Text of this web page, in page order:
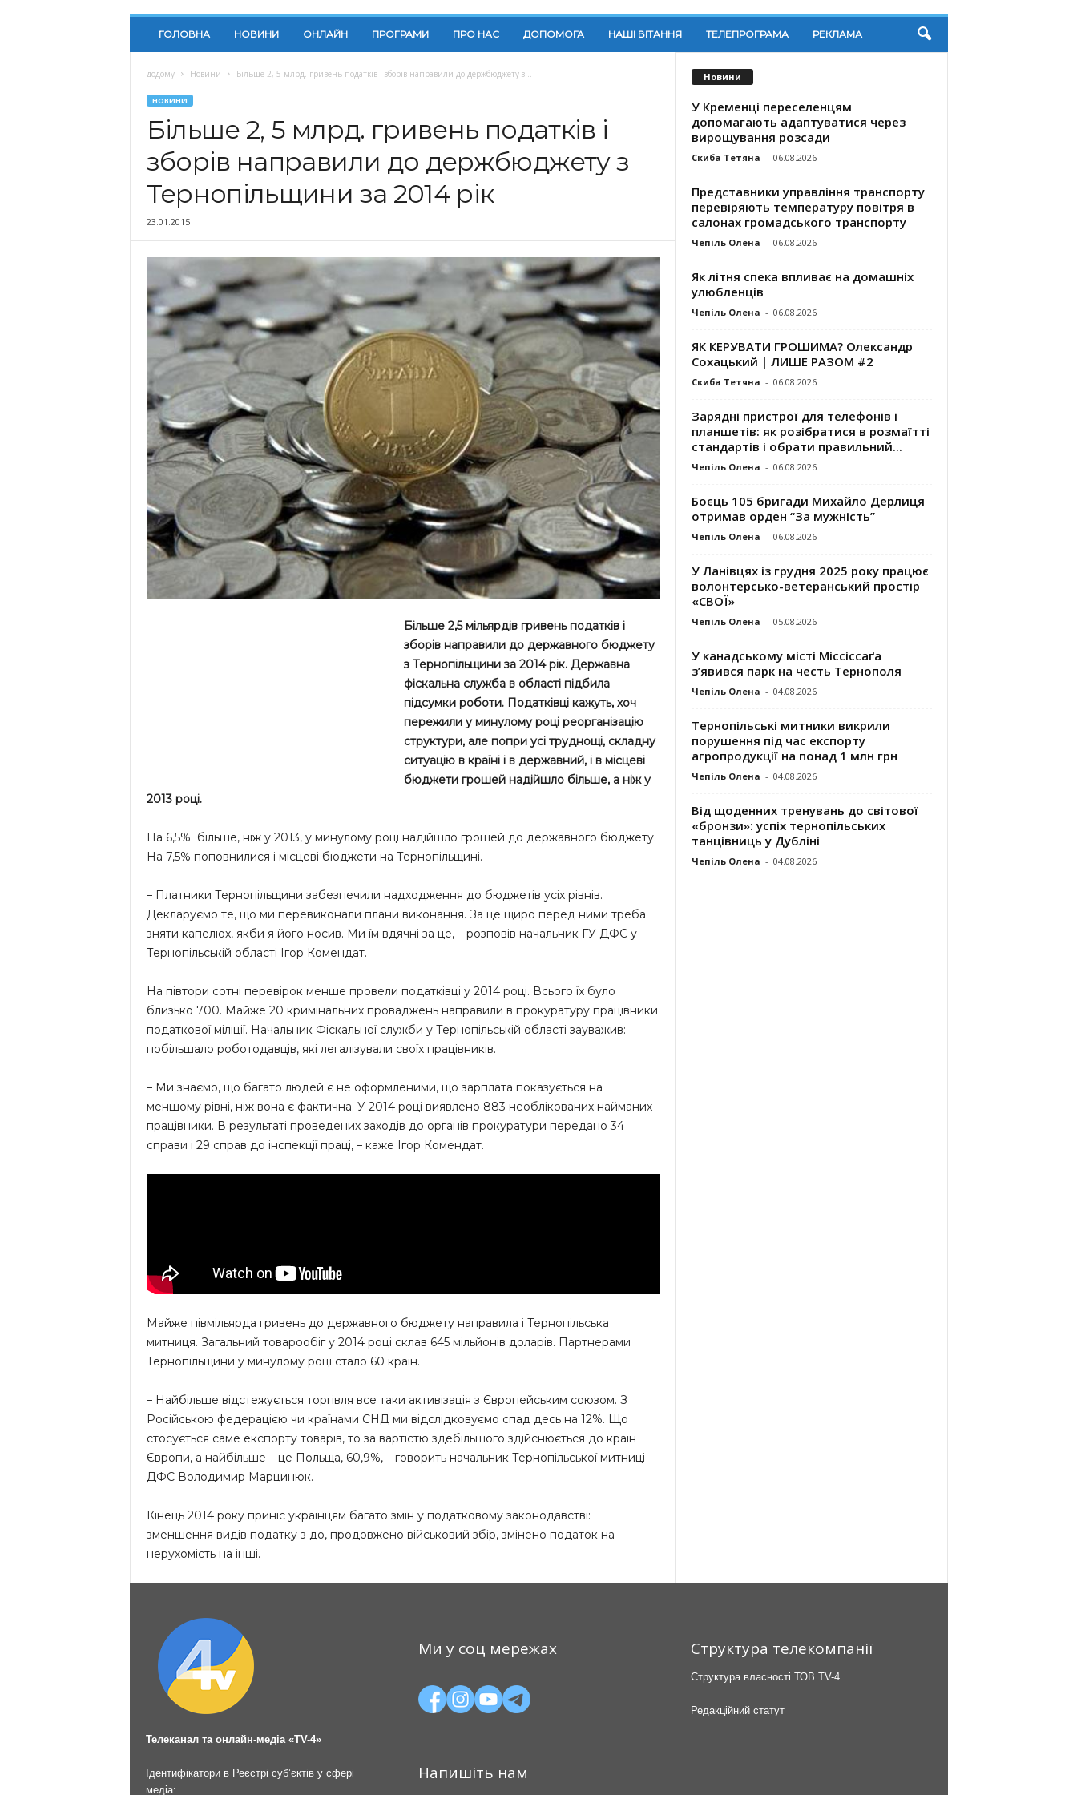
ГОЛОВНА НОВИНИ ОНЛАЙН ПРОГРАМИ ПРО НАС ДОПОМОГА НАШІ ВІТАННЯ ТЕЛЕПРОГРАМА РЕКЛАМА
додому Новини Більше 2, 5 млрд. гривень податків і зборів направили до держбюджету з...
НОВИНИ
Більше 2, 5 млрд. гривень податків і
зборів направили до держбюджету з
Тернопільщини за 2014 рік
23.01.2015
Більше 2,5 мільярдів гривень податків і
зборів направили до державного бюджету
з Тернопільщини за 2014 рік. Державна
фіскальна служба в області підбила
підсумки роботи. Податківці кажуть, хоч
пережили у минулому році реорганізацію
структури, але попри усі труднощі, складну
ситуацію в країні і в державний, і в місцеві
бюджети грошей надійшло більше, а ніж у
2013 році.
На 6,5% більше, ніж у 2013, у минулому році надійшло грошей до державного бюджету.
На 7,5% поповнилися і місцеві бюджети на Тернопільщині.
– Платники Тернопільщини забезпечили надходження до бюджетів усіх рівнів.
Декларуємо те, що ми перевиконали плани виконання. За це щиро перед ними треба
зняти капелюх, якби я його носив. Ми їм вдячні за це, – розповів начальник ГУ ДФС у
Тернопільській області Ігор Комендат.
На півтори сотні перевірок менше провели податківці у 2014 році. Всього їх було
близько 700. Майже 20 кримінальних проваджень направили в прокуратуру працівники
податкової міліції. Начальник Фіскальної служби у Тернопільській області зауважив:
побільшало роботодавців, які легалізували своїх працівників.
– Ми знаємо, що багато людей є не оформленими, що зарплата показується на
меншому рівні, ніж вона є фактична. У 2014 році виявлено 883 необлікованих найманих
працівники. В результаті проведених заходів до органів прокуратури передано 34
справи і 29 справ до інспекції праці, – каже Ігор Комендат.
Майже півмільярда гривень до державного бюджету направила і Тернопільська
митниця. Загальний товарообіг у 2014 році склав 645 мільйонів доларів. Партнерами
Тернопільщини у минулому році стало 60 країн.
– Найбільше відстежується торгівля все таки активізація з Європейським союзом. З
Російською федерацією чи країнами СНД ми відслідковуємо спад десь на 12%. Що
стосується саме експорту товарів, то за вартістю здебільшого здійснюється до країн
Європи, а найбільше – це Польща, 60,9%, – говорить начальник Тернопільської митниці
ДФС Володимир Марцинюк.
Кінець 2014 року приніс українцям багато змін у податковому законодавстві:
зменшення видів податку з до, продовжено військовий збір, змінено податок на
нерухомість на інші.
Новини
У Кременці переселенцям
допомагають адаптуватися через
вирощування розсади
Скиба Тетяна - 06.08.2026
Представники управління транспорту
перевіряють температуру повітря в
салонах громадського транспорту
Чепіль Олена - 06.08.2026
Як літня спека впливає на домашніх
улюбленців
Чепіль Олена - 06.08.2026
ЯК КЕРУВАТИ ГРОШИМА? Олександр
Сохацький | ЛИШЕ РАЗОМ #2
Скиба Тетяна - 06.08.2026
Зарядні пристрої для телефонів і
планшетів: як розібратися в розмаїтті
стандартів і обрати правильний...
Чепіль Олена - 06.08.2026
Боєць 105 бригади Михайло Дерлиця
отримав орден “За мужність”
Чепіль Олена - 06.08.2026
У Ланівцях із грудня 2025 року працює
волонтерсько-ветеранський простір
«СВОЇ»
Чепіль Олена - 05.08.2026
У канадському місті Міссіссаґа
з’явився парк на честь Тернополя
Чепіль Олена - 04.08.2026
Тернопільські митники викрили
порушення під час експорту
агропродукції на понад 1 млн грн
Чепіль Олена - 04.08.2026
Від щоденних тренувань до світової
«бронзи»: успіх тернопільських
танцівниць у Дубліні
Чепіль Олена - 04.08.2026
Телеканал та онлайн-медіа «TV-4»
Ідентифікатори в Реєстрі суб’єктів у сфері
медіа:
Ми у соц мережах
Напишіть нам
Структура телекомпанії
Структура власності ТОВ TV-4
Редакційний статут